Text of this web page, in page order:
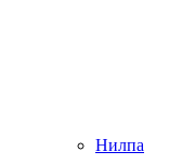
Нилпа